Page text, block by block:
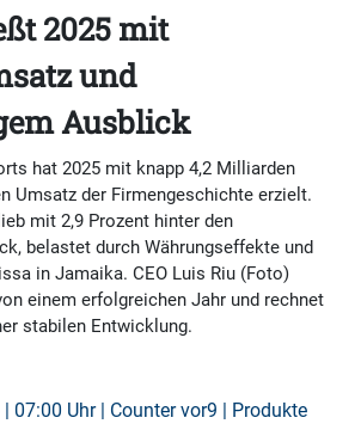
2025 mit
und
Ausblick
hat 2025 mit knapp 4,2 Milliarden
Umsatz der Firmengeschichte erzielt.
mit 2,9 Prozent hinter den
belastet durch Währungseffekte und
in Jamaika. CEO Luis Riu (Foto)
einem erfolgreichen Jahr und rechnet
stabilen Entwicklung.
07:00 Uhr | Counter vor9 | Produkte